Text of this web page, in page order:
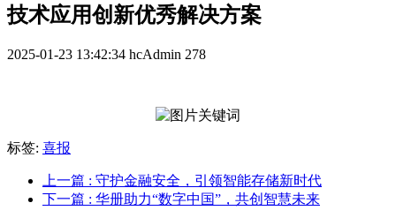
技术应用创新优秀解决方案
2025-01-23 13:42:34 hcAdmin 278
标签: 喜报
上一篇 : 守护金融安全，引领智能存储新时代
下一篇 : 华册助力“数字中国”，共创智慧未来